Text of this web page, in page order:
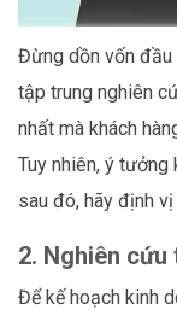
Đừng dồn vốn đầu
tập trung nghiên
nhất mà khách
Tuy nhiên, ý tưởng
sau đó, hãy định
2. Nghiên
Để kế hoạch kinh